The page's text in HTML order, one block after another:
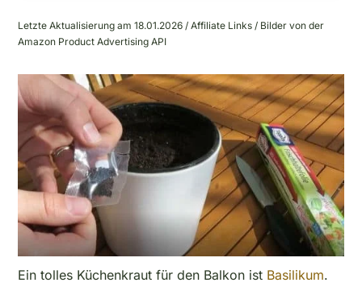
Letzte Aktualisierung am 18.01.2026 / Affiliate Links / Bilder von der
Amazon Product Advertising API
Ein tolles Küchenkraut für den Balkon ist Basilikum.